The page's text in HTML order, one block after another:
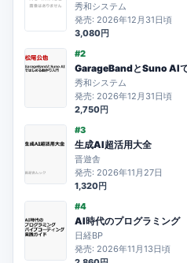
秀和システム
発売: 2026年12月31日頃
3,080円
#2
GarageBandとSuno AI
秀和システム
発売: 2026年12月31日頃
2,750円
#3
生成AI超活用大全
晋遊舎
発売: 2026年11月27日
1,320円
#4
AI時代のプログラミング
日経BP
発売: 2026年11月13日頃